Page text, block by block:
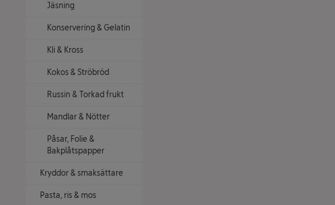
Jäsning
Konservering & Gelatin
Kli & Kross
Kokos & Ströbröd
Russin & Torkad frukt
Mandlar & Nötter
Påsar, Folie &
Bakplåtspapper
Kryddor & smaksättare
Pasta, ris & mos